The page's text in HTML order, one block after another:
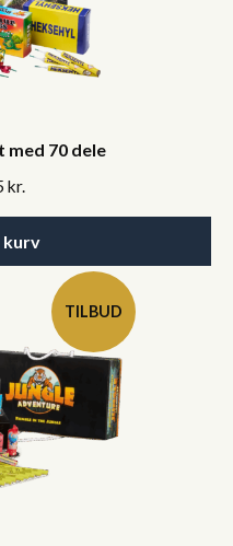
med 70 dele
kr.
TILBUD